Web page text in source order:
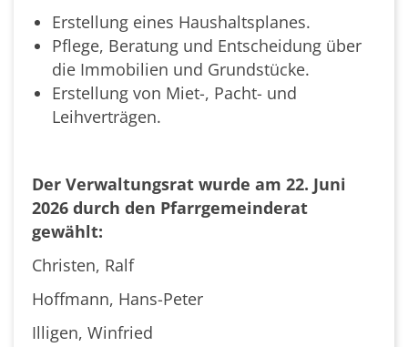
Erstellung eines Haushaltsplanes.
Pflege, Beratung und Entscheidung über
die Immobilien und Grundstücke.
Erstellung von Miet-, Pacht- und
Leihverträgen.
Der Verwaltungsrat wurde am 22. Juni
2026 durch den Pfarrgemeinderat
gewählt:
Christen, Ralf
Hoffmann, Hans-Peter
Illigen, Winfried